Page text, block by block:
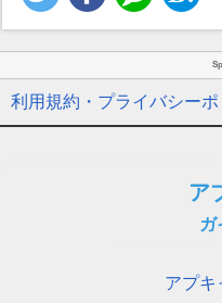
利用規約・プライバシーポ
ア
ガ
アプキ